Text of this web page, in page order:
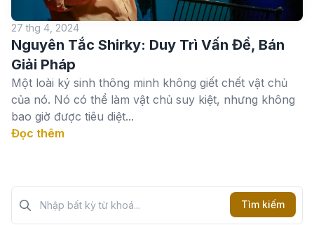
27 thg 4, 2024
Nguyên Tắc Shirky: Duy Trì Vấn Đề, Bán
Giải Pháp
Một loài ký sinh thông minh không giết chết vật chủ
của nó. Nó có thể làm vật chủ suy kiệt, nhưng không
bao giờ được tiêu diệt...
Đọc thêm
Tìm kiếm?>
Tìm kiếm